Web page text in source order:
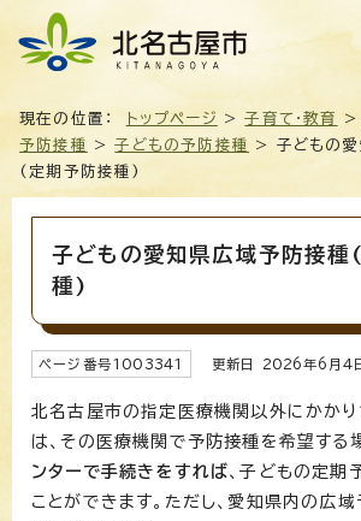
現在の位置： トップページ >子育て・教育
予防接種
>子どもの予防接種
> 子どもの愛
(定期予防接種)
子どもの愛知県広域予防接種
種)
ページ番号1003341 更新日 2026年6月4
北名古屋市の指定医療機関以外にかか
は、その医療機関で予防接種を希望する
ンターで手続きをすれば、子どもの定期
ことができます。ただし、愛知県内の広